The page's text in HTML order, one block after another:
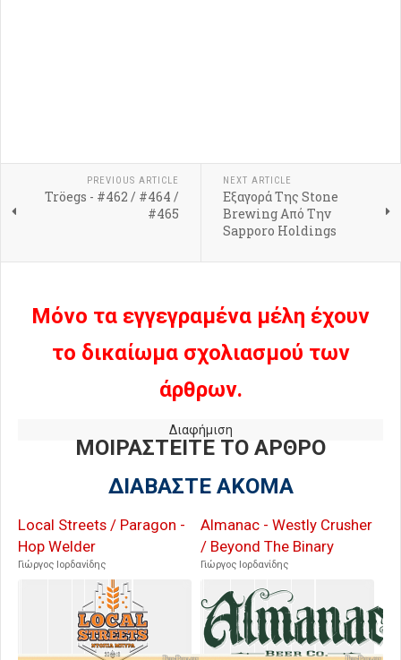
PREVIOUS ARTICLE
Tröegs - #462 / #464 /
#465
NEXT ARTICLE
Εξαγορά Της Stone
Brewing Από Την
Sapporo Holdings
Μόνο τα εγγεγραμένα μέλη έχουν
το δικαίωμα σχολιασμού των
άρθρων.
Διαφήμιση
ΜΟΙΡΑΣΤΕΙΤΕ ΤΟ ΑΡΘΡΟ
ΔΙΑΒΑΣΤΕ ΑΚΟΜΑ
Local Streets / Paragon -
Hop Welder
Γιώργος Ιορδανίδης
Almanac - Westly Crusher
/ Beyond The Binary
Γιώργος Ιορδανίδης